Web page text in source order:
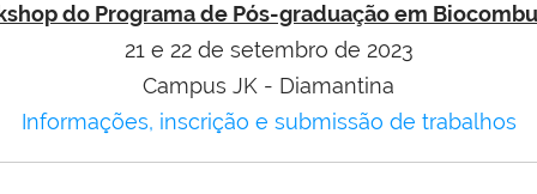
do Programa de Pós-graduação em
21 e 22 de setembro de 2023
Campus JK - Diamantina
Informações, inscrição e submissão de trabalhos